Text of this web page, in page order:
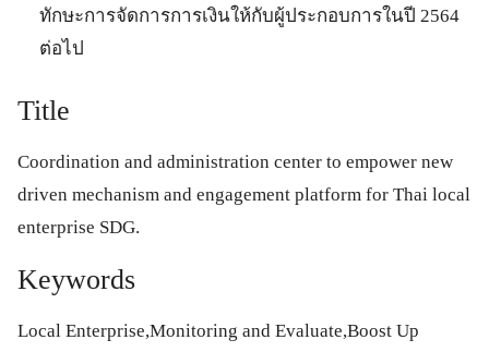
ทักษะการจัดการการเงินให้กับผู้ประกอบการในปี 2564
ต่อไป
Title
Coordination and administration center to empower new
driven mechanism and engagement platform for Thai local
enterprise SDG.
Keywords
Local Enterprise,Monitoring and Evaluate,Boost Up